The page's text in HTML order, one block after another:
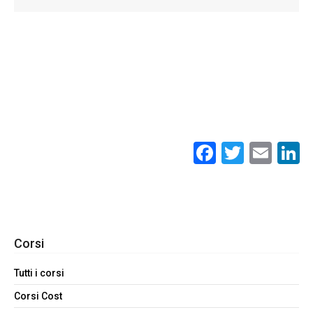
Facebook
Corsi
Tutti i corsi
Corsi Cost